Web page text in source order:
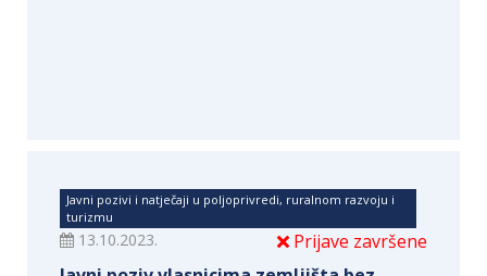
Javni pozivi i natječaji u poljoprivredi, ruralnom razvoju i
turizmu
Prijave završene
13.10.2023.